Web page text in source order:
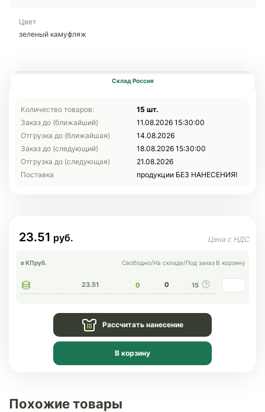
Цвет
зеленый камуфляж
Склад Россия
Количество товаров:
15 шт.
Заказ до (ближайший)
11.08.2026 15:30:00
Отгрузка до (ближайшая)
14.08.2026
Заказ до (следующий)
18.08.2026 15:30:00
Отгрузка до (следующая)
21.08.2026
Поставка
продукции БЕЗ НАНЕСЕНИЯ!
23.51
в КПруб. Свободно/На складе/Под заказ В корзину
23.51 0 0 15
Рассчитать нанесение
В корзину
Похожие товары